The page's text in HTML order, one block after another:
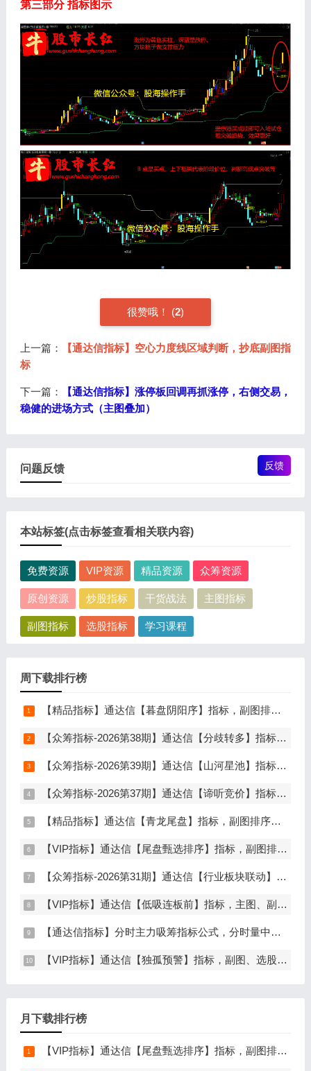
第三部分 指标图示
很赞哦！ (2)
上一篇：
【通达信指标】空心力度线区域判断，抄底副图指
标
下一篇：
【通达信指标】涨停板回调再抓涨停，右侧交易，
稳健的进场方式（主图叠加）
问题反馈 反馈
本站标签(点击标签查看相关联内容)
免费资源 VIP资源 精品资源 众筹资源
原创资源 炒股指标 干货战法 主图指标
副图指标 选股指标 学习课程
周下载排行榜
【精品指标】通达信【暮盘阴阳序】指标，副图排序，尾盘选股，电脑版量化辅助工具，尾盘排序，信号全天不变，仅限电脑通达信使用
【众筹指标-2026第38期】通达信【分歧转多】指标，主图、副图、选股，首板分歧低吸二波行情，信号少，胜率高，手机电脑通达信通用
【众筹指标-2026第39期】通达信【山河星池】指标，主图、副图、选股，中短线趋势拐点与量能异动突破，信号少而精，手机电脑通达信通用
【众筹指标-2026第37期】通达信【谛听竞价】指标，副图排序、选股，原价5980元的早盘竞价指标，可回测历史数据，信号全天不变，开放源码可永久使用，手机电脑通达信通用
【精品指标】通达信【青龙尾盘】指标，副图排序，分时主图，排序潜伏，次日套利，信号可回看，超短策略，仅限电脑通达信使用
【VIP指标】通达信【尾盘甄选排序】指标，副图排序，短线打造的尾盘战法，今买明卖超短战法，信号可回测，仅限电脑通达信使用
【众筹指标-2026第31期】通达信【行业板块联动】指标，主图、选股，精准捕捉板块行情，分清龙头补涨规避回落，无未来函数，仅支持电脑通达信
【VIP指标】通达信【低吸连板前】指标，主图、副图、选股，埋伏连板前的节点，信号不漂移，手机电脑通达信通用
【通达信指标】分时主力吸筹指标公式，分时量中显主力（分时副图）
【VIP指标】通达信【独孤预警】指标，副图、选股，码力金矿独创趋势企稳预警，无未来函数，手机电脑通达信通用
月下载排行榜
【VIP指标】通达信【尾盘甄选排序】指标，副图排序，短线打造的尾盘战法，今买明卖超短战法，信号可回测，仅限电脑通达信使用